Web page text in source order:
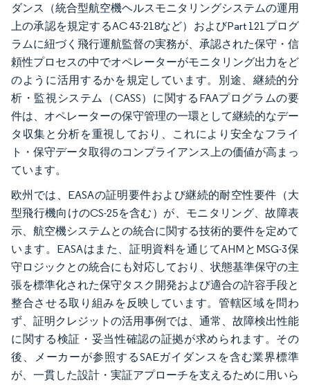
ダンス（統合型航空機ヘルスモニタリングシステムの運用
上の承認を規定するAC 43-218など）およびPart 121プログ
ラムに紐づく飛行運航監督の実務が、承認された保守・信
頼性プロセスの中でオペレーターがモニタリング出力をど
のように活用するかを規定しています。別途、継続的分
析・監視システム（CASS）に関するFAAプログラムの要
件は、オペレーターの保守管理の一環として継続的なデー
タ収集と分析を重視しており、これにより安全なフライ
ト・保守データ取得のコンプライアンス上の価値が高まっ
ています。
欧州では、EASAの証明要件および継続的耐空性要件（大
型飛行機向けのCS-25を含む）が、モニタリング、故障表
示、航空機システムとの統合に関する技術的要件を定めて
います。EASAはまた、証明資料を通じてAHMとMSG-3保
守ロジックとの統合にも対応しており、状態基準保守の主
張を標準化された保守タスク開発および適合の許容手段と
整合させる取り組みを反映しています。管轄区域を問わ
ず、証明クレジットの活用事例では、通常、故障検出性能
に関する検証・妥当性確認の証拠が求められます。その
後、メーカーが参照するSAEガイダンスを含む業界標準
が、一貫した設計・実証アプローチを支えるために用いら